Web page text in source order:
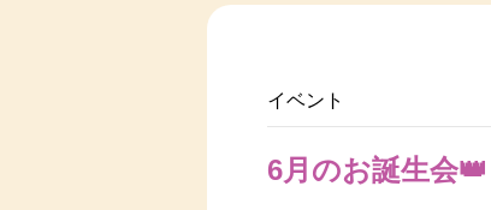
イベント
6月のお誕生会👑